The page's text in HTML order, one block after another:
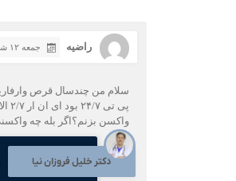
راضیه جمعه ۱۲ شهریور ۰( 4 سال پیش)
سلام من چندسال قرص
واکسن بزنم؟اگر بله چه
دکتر خلیل فروزان نیا